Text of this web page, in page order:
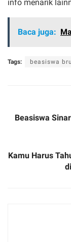
info menarik
Baca juga:
Tags: beasiswa
Beasiswa
Kamu Harus